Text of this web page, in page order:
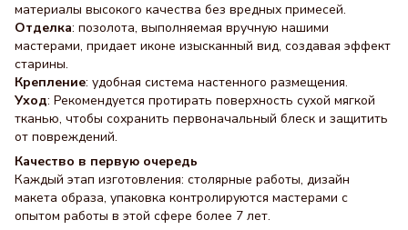
материалы высокого качества без вредных примесей.
Отделка: позолота, выполняемая вручную нашими
мастерами, придает иконе изысканный вид, создавая эффект
старины.
Крепление: удобная система настенного размещения.
Уход: Рекомендуется протирать поверхность сухой мягкой
тканью, чтобы сохранить первоначальный блеск и защитить
от повреждений.
Качество в первую очередь
Каждый этап изготовления: столярные работы, дизайн
макета образа, упаковка контролируются мастерами с
опытом работы в этой сфере более 7 лет.